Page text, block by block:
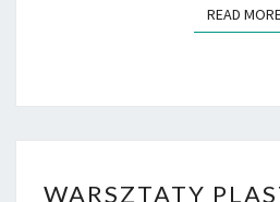
READ
WARSZTATY